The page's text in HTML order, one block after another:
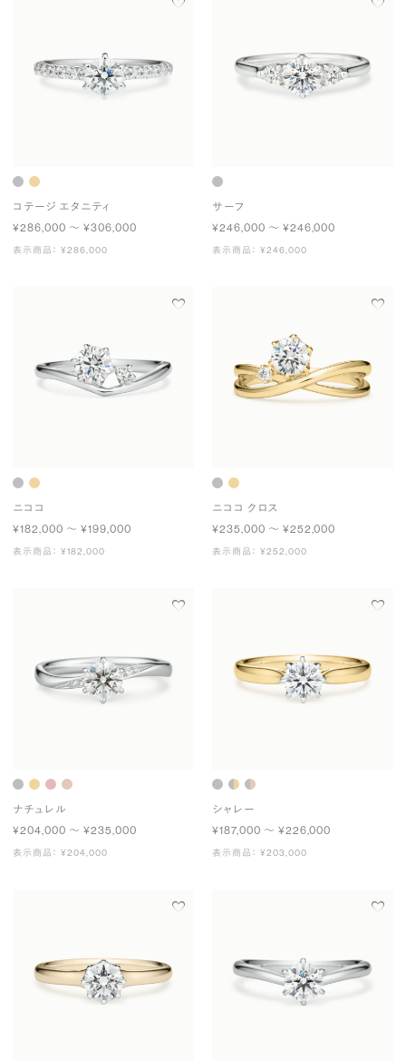
コテージ エタニティ
¥286,000 〜 ¥306,000
表示商品： ¥286,000
サーフ
¥246,000 〜 ¥246,000
表示商品： ¥246,000
ニココ
¥182,000 〜 ¥199,000
表示商品： ¥182,000
ニココ クロス
¥235,000 〜 ¥252,000
表示商品： ¥252,000
ナチュレル
¥204,000 〜 ¥235,000
表示商品： ¥204,000
シャレー
¥187,000 〜 ¥226,000
表示商品： ¥203,000